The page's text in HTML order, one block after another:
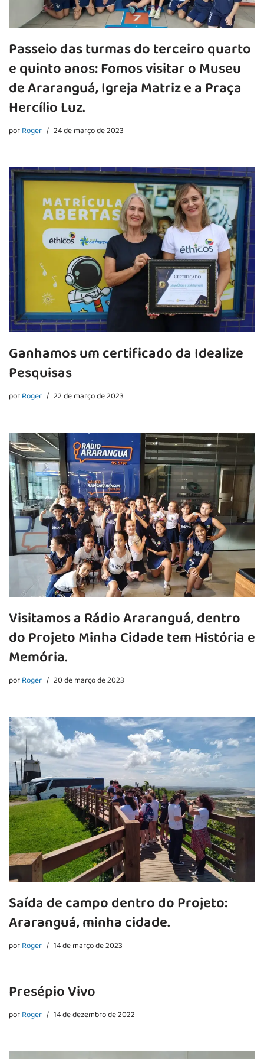
Passeio das turmas do terceiro quarto
e quinto anos: Fomos visitar o Museu
de Araranguá, Igreja Matriz e a Praça
Hercílio Luz.
porRoger 24 de março de 2023
Ganhamos um certificado da Idealize
Pesquisas
porRoger 22 de março de 2023
Visitamos a Rádio Araranguá, dentro
do Projeto Minha Cidade tem História e
Memória.
porRoger 20 de março de 2023
Saída de campo dentro do Projeto:
Araranguá, minha cidade.
porRoger 14 de março de 2023
Presépio Vivo
porRoger 14 de dezembro de 2022